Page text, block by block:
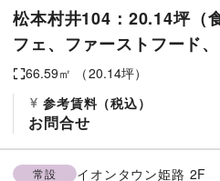
松本村井104：20.14坪（
フェ、ファーストフード、
66.59㎡ （20.14坪）
参考賃料（税込）
お問合せ
常設 イオンタウン姫路 2F